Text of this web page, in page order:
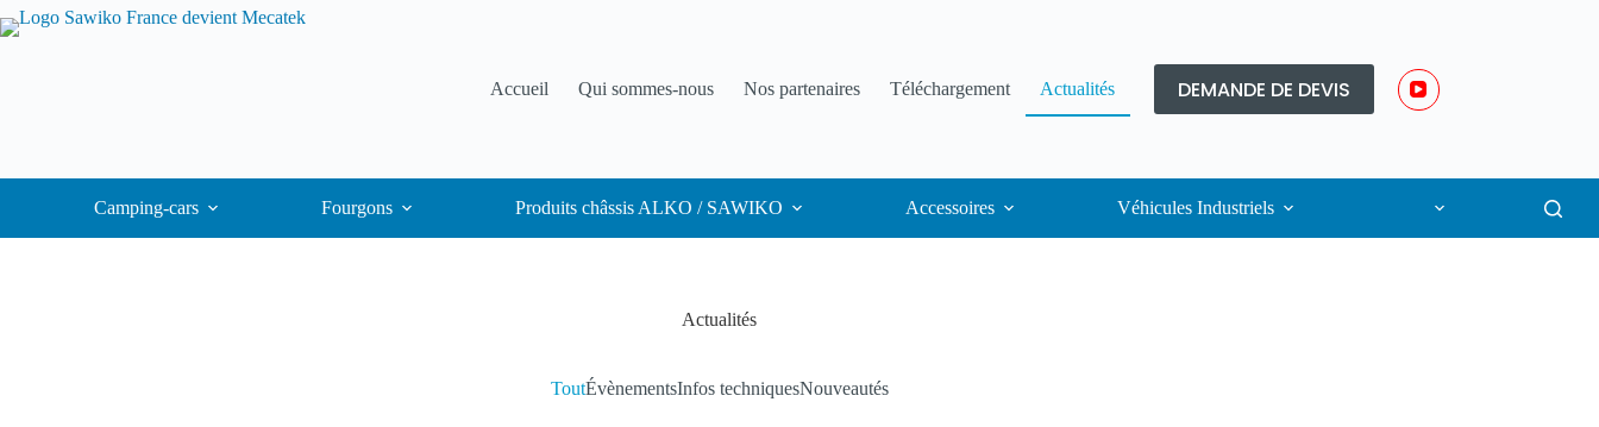
Accueil Qui sommes-nous Nos partenaires Téléchargement Actualités DEMANDE DE DEVIS
Camping-cars Fourgons Produits châssis ALKO / SAWIKO Accessoires Véhicules Industriels
Actualités
ToutÉvènementsInfos techniquesNouveautés